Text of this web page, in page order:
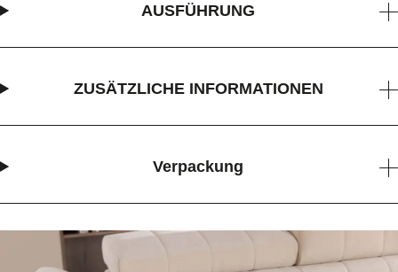
AUSFÜHRUNG
ZUSÄTZLICHE INFORMATIONEN
Verpackung